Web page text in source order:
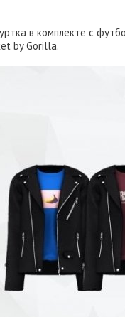
в комплекте с
by Gorilla.